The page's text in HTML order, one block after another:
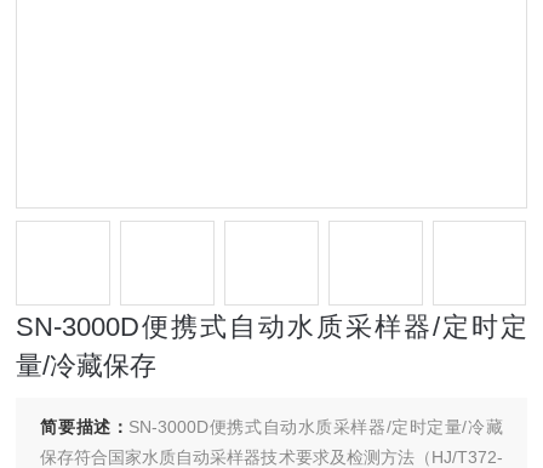
SN-3000D便携式自动水质采样器/定时定
量/冷藏保存
简要描述： SN-3000D便携式自动水质采样器/定时定量/冷藏
保存符合国家水质自动采样器技术要求及检测方法（HJ/T372-